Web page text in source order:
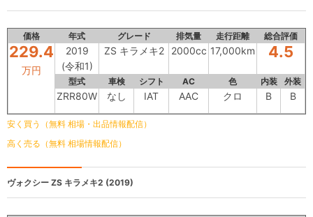
価格 年式 グレード 排気量 走行距離 総合評価
229.4
万円
2019
(令和1)
ZS キラメキ2 2000cc 17,000km 4.5
型式 車検 シフト AC 色 内装 外装
ZRR80W なし IAT AAC クロ B B
安く買う（無料 相場・出品情報配信）
高く売る（無料 相場情報配信）
ヴォクシー ZS キラメキ2 (2019)